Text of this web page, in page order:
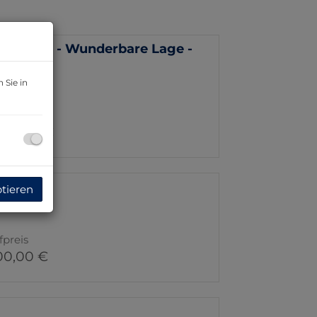
! - Wunderbare Lage -
€
€
Sie in